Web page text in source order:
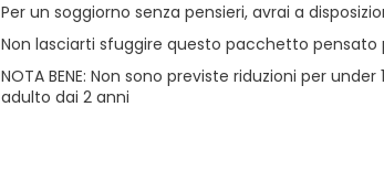
Per un soggiorno senza pensieri, avrai a
Non lasciarti sfuggire questo pacchetto pensato
NOTA BENE: Non sono previste riduzioni per
adulto dai 2 anni